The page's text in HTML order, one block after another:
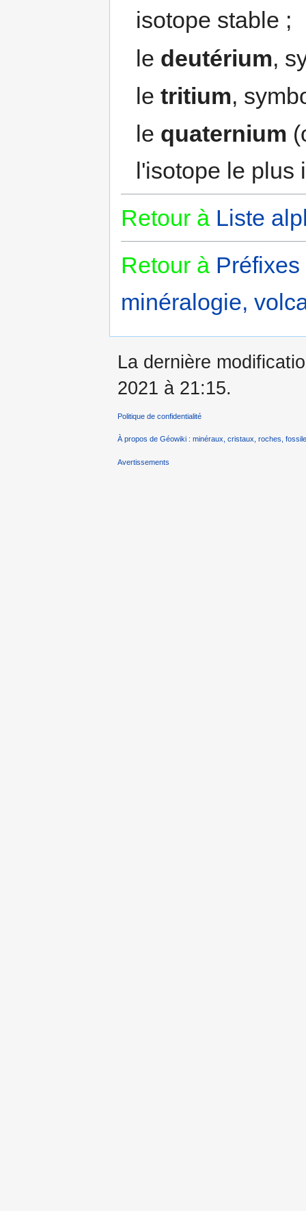
isotope stable ;
le deutérium,
letritium,
le quaternium
l'isotope le plus
Retour à Liste
Retour à
minéralogie,
La dernière
2021 à 21:15.
Politique de confidentialité
À propos de Géowiki : minéraux, cristaux, roches,
Avertissements